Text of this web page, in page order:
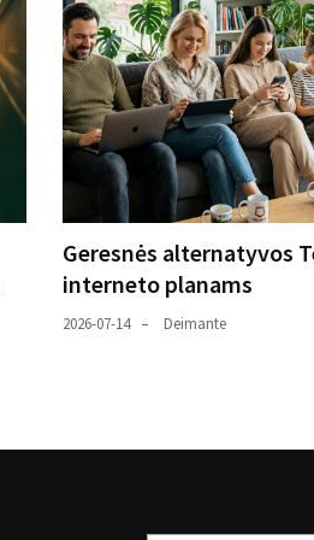
Geresnės alternatyvos
interneto planams
2026-07-14 Deimante